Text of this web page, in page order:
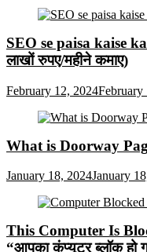
SEO se paisa kaise
लाखों रुपए/महीने कमाए)
February 12, 2024February
What is Doorway
January 18, 2024January
This Computer Is
“आपका कंप्यूटर ब्लॉक